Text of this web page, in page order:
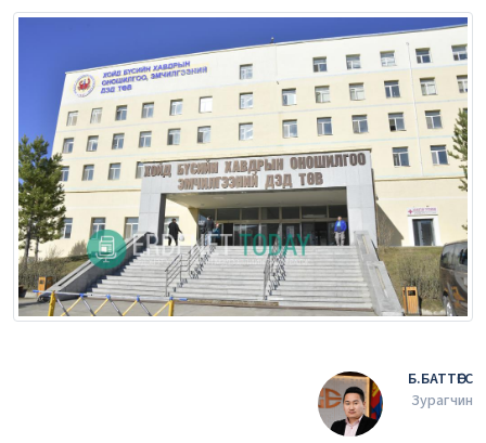
Б.БАТТӨГС
Зурагчин